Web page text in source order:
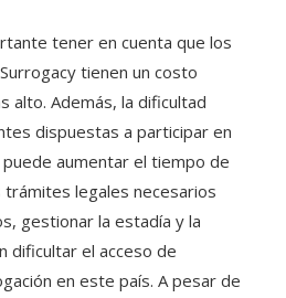
tener en cuenta que los
tienen un costo
alto. Además, la dificultad
dispuestas a participar en
aumentar el tiempo de
trámites legales necesarios
gestionar la estadía y la
dificultar el acceso de
en este país. A pesar de